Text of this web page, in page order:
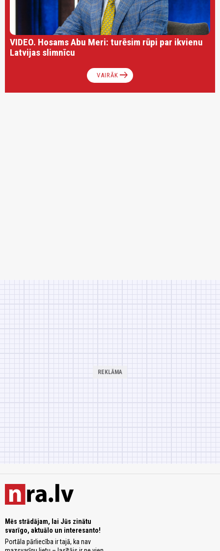
VIDEO. Hosams Abu Meri: turēsim rūpi par ikvienu
Latvijas slimnīcu
VAIRĀK arrow_right_alt
Mēs strādājam, lai Jūs zinātu
svarīgo, aktuālo un interesanto!
Portāla pārliecība ir tajā, ka nav